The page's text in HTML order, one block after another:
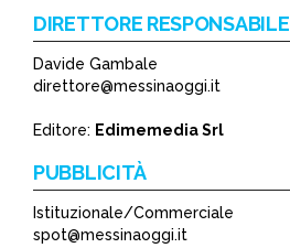
*
DIRETTORE RESPONSABILE
Davide Gambale
direttore@messinaoggi.it
Editore: Edimemedia Srl
PUBBLICITÀ
Istituzionale/Commerciale
spot@messinaoggi.it